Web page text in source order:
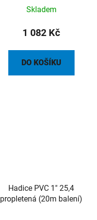
Skladem
1 082 Kč
DO KOŠÍKU
Hadice PVC 1" 25,4
propletená (20m balení)